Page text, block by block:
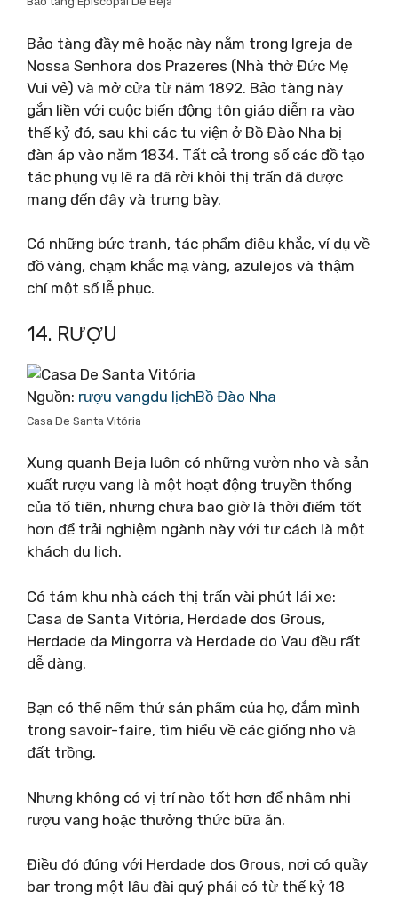
Bảo tàng đầy mê hoặc này nằm trong Igreja de
Nossa Senhora dos Prazeres (Nhà thờ Đức Mẹ
Vui vẻ) và mở cửa từ năm 1892. Bảo tàng này
gắn liền với cuộc biến động tôn giáo diễn ra vào
thế kỷ đó, sau khi các tu viện ở Bồ Đào Nha bị
đàn áp vào năm 1834. Tất cả trong số các đồ tạo
tác phụng vụ lẽ ra đã rời khỏi thị trấn đã được
mang đến đây và trưng bày.
Có những bức tranh, tác phẩm điêu khắc, ví dụ về
đồ vàng, chạm khắc mạ vàng, azulejos và thậm
chí một số lễ phục.
14. RƯỢU
Nguồn: rượu vangdu lịchBồ Đào Nha
Casa De Santa Vitória
Xung quanh Beja luôn có những vườn nho và sản
xuất rượu vang là một hoạt động truyền thống
của tổ tiên, nhưng chưa bao giờ là thời điểm tốt
hơn để trải nghiệm ngành này với tư cách là một
khách du lịch.
Có tám khu nhà cách thị trấn vài phút lái xe:
Casa de Santa Vitória, Herdade dos Grous,
Herdade da Mingorra và Herdade do Vau đều rất
dễ dàng.
Bạn có thể nếm thử sản phẩm của họ, đắm mình
trong savoir-faire, tìm hiểu về các giống nho và
đất trồng.
Nhưng không có vị trí nào tốt hơn để nhâm nhi
rượu vang hoặc thưởng thức bữa ăn.
Điều đó đúng với Herdade dos Grous, nơi có quầy
bar trong một lâu đài quý phái có từ thế kỷ 18